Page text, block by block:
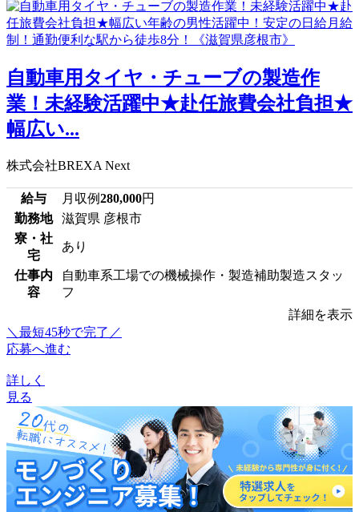
自動車用タイヤ・チューブの製造作
業！未経験活躍中★赴任旅費会社負担★
幅広い...
株式会社BREXA Next
給与 月収例280,000円
勤務地
滋賀県 彦根市
寮・社
宅
あり
仕事内
容
自動車系工場での機械操作・製造補助製造スタッ
フ
詳細を表示
＼最短45秒で完了／
応募へ進む
詳しく
見る